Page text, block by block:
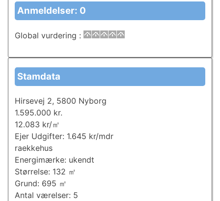
Anmeldelser: 0
Global vurdering :
Stamdata
Hirsevej 2, 5800 Nyborg
1.595.000 kr.
12.083 kr/㎡
Ejer Udgifter: 1.645 kr/mdr
raekkehus
Energimærke: ukendt
Størrelse: 132 ㎡
Grund: 695 ㎡
Antal værelser: 5